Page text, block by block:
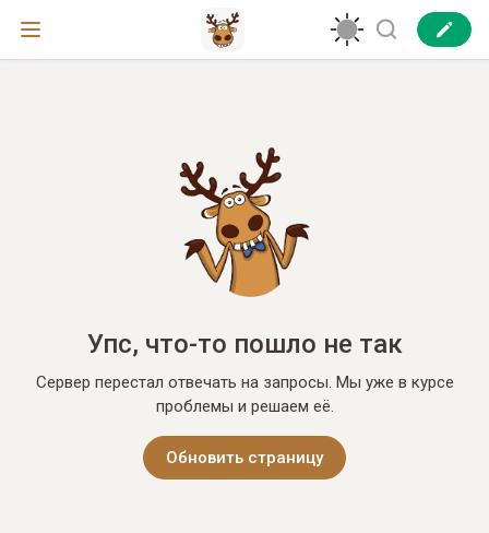
Упс, что-то пошло не так
Сервер перестал отвечать на запросы. Мы уже в курсе
проблемы и решаем её.
Обновить страницу